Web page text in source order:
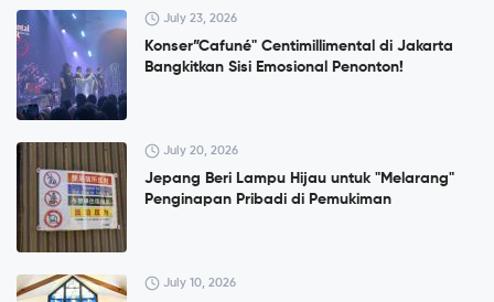
July 23, 2026
Konser”Cafuné" Centimillimental di Jakarta
Bangkitkan Sisi Emosional Penonton!
July 20, 2026
Jepang Beri Lampu Hijau untuk "Melarang"
Penginapan Pribadi di Pemukiman
July 10, 2026